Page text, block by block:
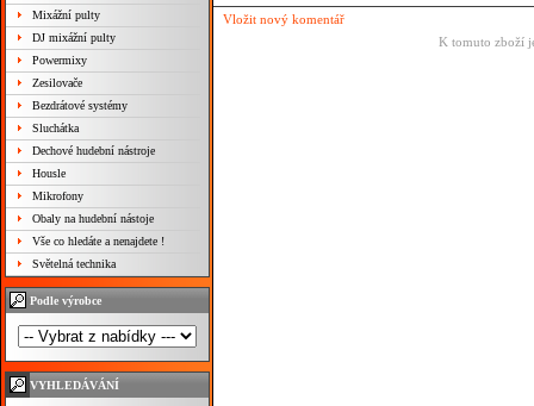
Mixážní pulty
DJ mixážní pulty
Powermixy
Zesilovače
Bezdrátové systémy
Sluchátka
Dechové hudební nástroje
Housle
Mikrofony
Obaly na hudební nástoje
Vše co hledáte a nenajdete !
Světelná technika
Podle výrobce
VYHLEDÁVÁNÍ
Vložit nový komentář
K tomuto zboží